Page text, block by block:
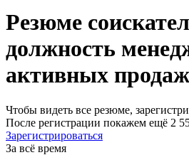
Резюме
должность
активных
Чтобы видеть все резюме,
После регистрации покажем ещё 2
Зарегистрироваться
За всё время